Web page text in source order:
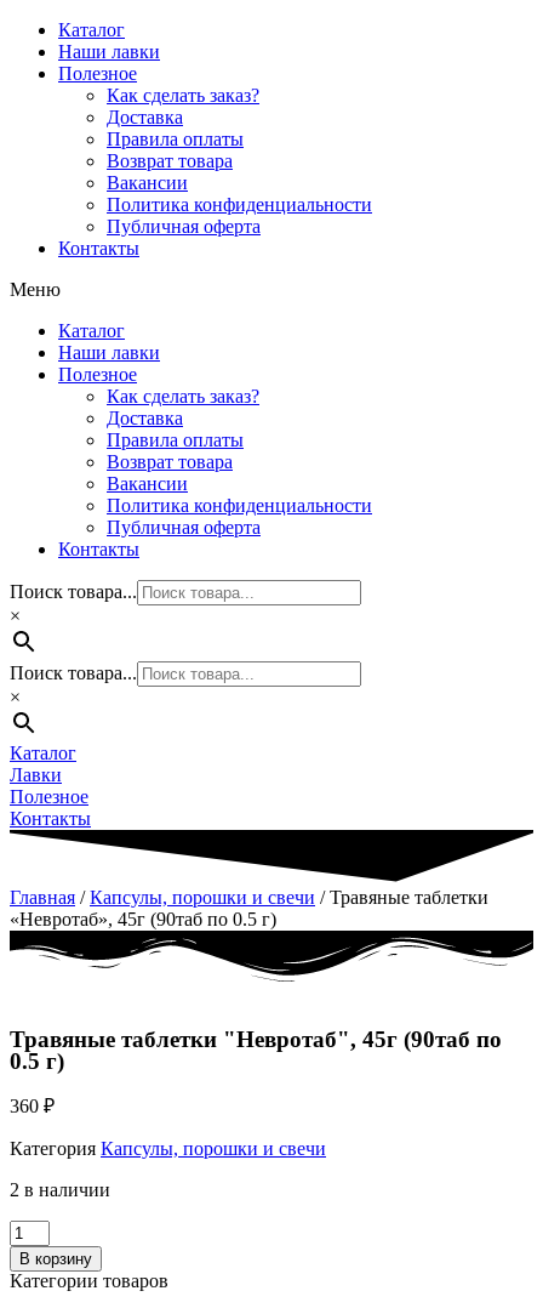
Перейти
содержимому
Каталог
Наши лавки
Полезное
Как сделать заказ?
Доставка
Правила оплаты
Возврат товара
Вакансии
Политика конфиденциальности
Публичная оферта
Контакты
Меню
Каталог
Наши лавки
Полезное
Как сделать заказ?
Доставка
Правила оплаты
Возврат товара
Вакансии
Политика конфиденциальности
Публичная оферта
Контакты
Поиск товара...
×
Поиск товара...
×
Каталог
Лавки
Полезное
Контакты
Главная /Капсулы, порошки и свечи / Травяные таблетки
«Невротаб», 45г (90таб по 0.5 г)
Травяные таблетки "Невротаб", 45г (90таб по
0.5 г)
360 ₽
Категория Капсулы, порошки и свечи
2 в наличии
Количество
Травяные
таблетки
"Невротаб",
В корзину
Категории товаров